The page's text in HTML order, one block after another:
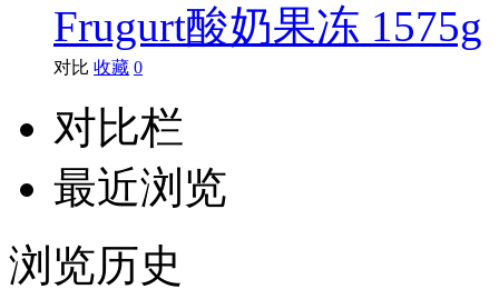
Frugurt酸奶果冻 1575g
对比 收藏 0
对比栏
最近浏览
浏览历史